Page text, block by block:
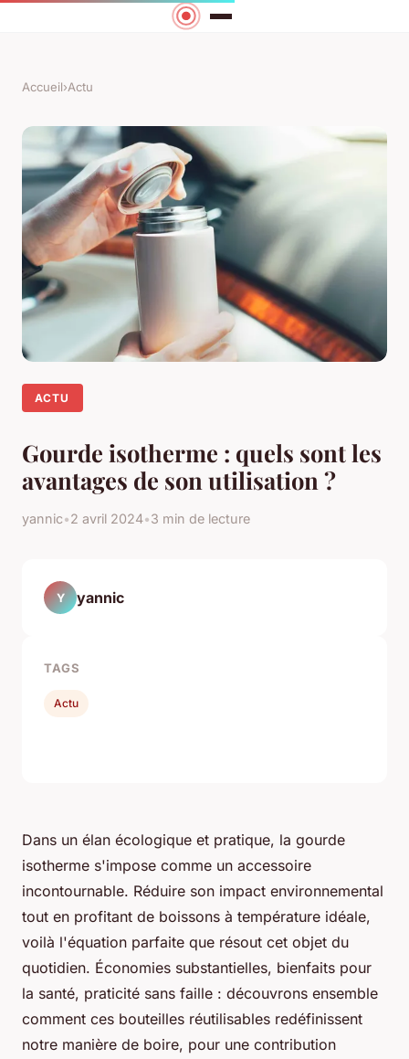
Accueil›Actu
ACTU
Gourde isotherme : quels sont les
avantages de son utilisation ?
yannic•2 avril 2024•3 min de lecture
Dans un élan écologique et pratique, la gourde
isotherme s'impose comme un accessoire
incontournable. Réduire son impact environnemental
tout en profitant de boissons à température idéale,
voilà l'équation parfaite que résout cet objet du
quotidien. Économies substantielles, bienfaits pour
la santé, praticité sans faille : découvrons ensemble
comment ces bouteilles réutilisables redéfinissent
notre manière de boire, pour une contribution
Y yannic
TAGS
Actu